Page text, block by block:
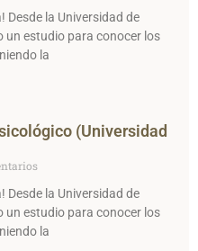
Desde la Universidad de
un estudio para conocer los
la
(Universidad
Desde la Universidad de
un estudio para conocer los
la